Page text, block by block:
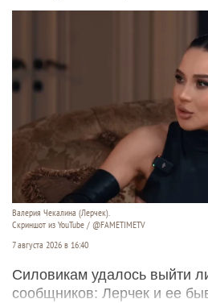
Валерия Чекалина (Лерчек).
Скриншот из YouTube / @FAMETIMETV
7 августа 2026 в 16:40
Силовикам удалось выйти
сообщников: Лерчек и ее